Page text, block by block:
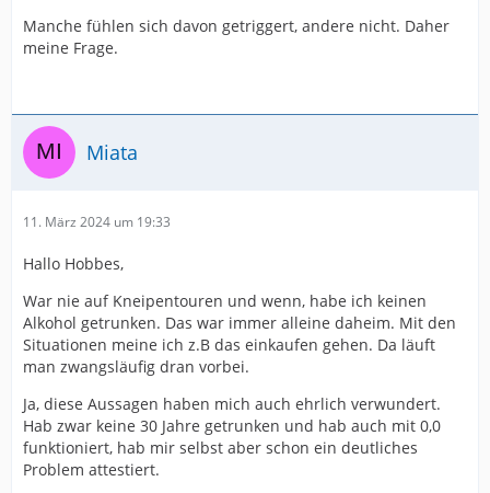
Manche fühlen sich davon getriggert, andere nicht. Daher
meine Frage.
Miata
11. März 2024 um 19:33
Hallo Hobbes,
War nie auf Kneipentouren und wenn, habe ich keinen
Alkohol getrunken. Das war immer alleine daheim. Mit den
Situationen meine ich z.B das einkaufen gehen. Da läuft
man zwangsläufig dran vorbei.
Ja, diese Aussagen haben mich auch ehrlich verwundert.
Hab zwar keine 30 Jahre getrunken und hab auch mit 0,0
funktioniert, hab mir selbst aber schon ein deutliches
Problem attestiert.